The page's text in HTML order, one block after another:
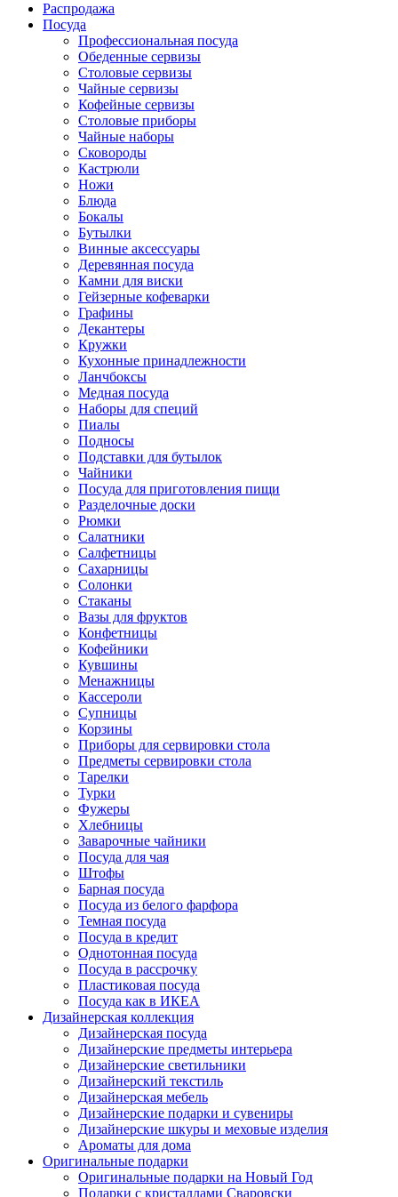
Распродажа
Посуда
Профессиональная посуда
Обеденные сервизы
Столовые сервизы
Чайные сервизы
Кофейные сервизы
Столовые приборы
Чайные наборы
Сковороды
Кастрюли
Ножи
Блюда
Бокалы
Бутылки
Винные аксессуары
Деревянная посуда
Камни для виски
Гейзерные кофеварки
Графины
Декантеры
Кружки
Кухонные принадлежности
Ланчбоксы
Медная посуда
Наборы для специй
Пиалы
Подносы
Подставки для бутылок
Чайники
Посуда для приготовления пищи
Разделочные доски
Рюмки
Салатники
Салфетницы
Сахарницы
Солонки
Стаканы
Вазы для фруктов
Конфетницы
Кофейники
Кувшины
Менажницы
Кассероли
Супницы
Корзины
Приборы для сервировки стола
Предметы сервировки стола
Тарелки
Турки
Фужеры
Хлебницы
Заварочные чайники
Посуда для чая
Штофы
Барная посуда
Посуда из белого фарфора
Темная посуда
Посуда в кредит
Однотонная посуда
Посуда в рассрочку
Пластиковая посуда
Посуда как в ИКЕА
Дизайнерская коллекция
Дизайнерская посуда
Дизайнерские предметы интерьера
Дизайнерские светильники
Дизайнерский текстиль
Дизайнерская мебель
Дизайнерские подарки и сувениры
Дизайнерские шкуры и меховые изделия
Ароматы для дома
Оригинальные подарки
Оригинальные подарки на Новый Год
Подарки с кристаллами Сваровски